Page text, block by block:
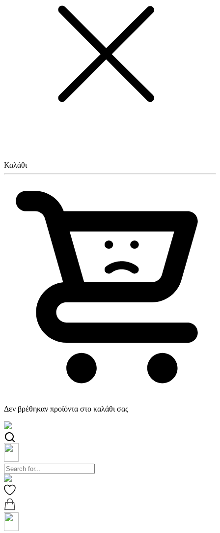
Καλάθι
Δεν βρέθηκαν προϊόντα στο καλάθι σας